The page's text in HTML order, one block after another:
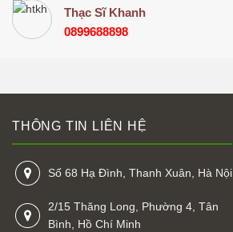
Thạc Sĩ Khanh
0899688898
THÔNG TIN LIÊN HỆ
Số 68 Hạ Đình, Thanh Xuân, Hà Nội
2/15 Thăng Long, Phường 4, Tân
Bình, Hồ Chí Minh